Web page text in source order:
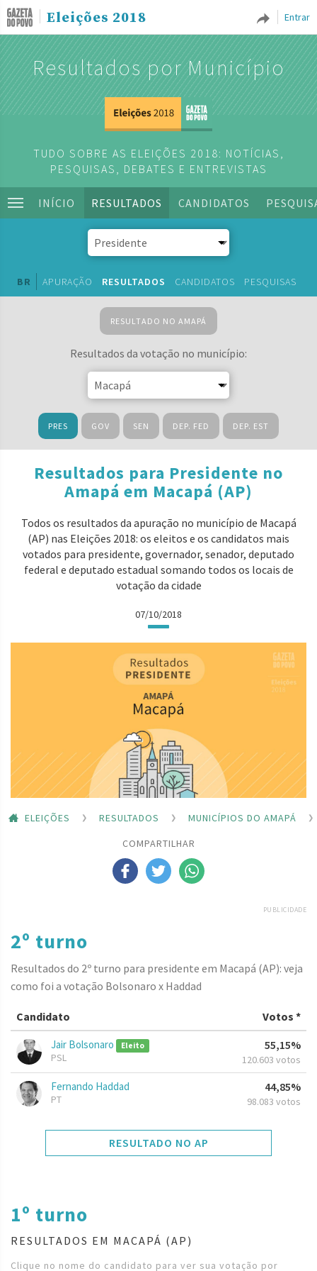
Entrar
Eleições 2018
Resultados por Município
TUDO SOBRE AS ELEIÇÕES 2018: NOTÍCIAS,
PESQUISAS, DEBATES E ENTREVISTAS
INÍCIO RESULTADOS CANDIDATOS
BR APURAÇÃO RESULTADOS CANDIDATOS PESQUISAS
RESULTADO NO AMAPÁ
Resultados da votação no município:
PRES GOV SEN DEP. FED DEP. EST
Resultados para Presidente no
Amapá em Macapá (AP)
Todos os resultados da apuração no município de Macapá
(AP) nas Eleições 2018: os eleitos e os candidatos mais
votados para presidente, governador, senador, deputado
federal e deputado estadual somando todos os locais de
votação da cidade
07/10/2018
ELEIÇÕES RESULTADOS
MUNICÍPIOS DO AMAPÁ
COMPARTILHAR
PUBLICIDADE
2º turno
Resultados do 2º turno para presidente em Macapá (AP): veja
como foi a votação Bolsonaro x Haddad
Candidato Votos *
Jair Bolsonaro Eleito
PSL
55,15%
120.603 votos
Fernando Haddad
PT
44,85%
98.083 votos
RESULTADO NO AP
1º turno
RESULTADOS EM MACAPÁ (AP)
Clique no nome do candidato para ver sua votação por